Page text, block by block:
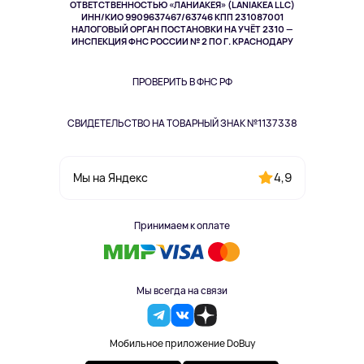
ОТВЕТСТВЕННОСТЬЮ «ЛАНИАКЕЯ» (LANIAKEA LLC)
ИНН/КИО 9909637467/63746 КПП 231087001
НАЛОГОВЫЙ ОРГАН ПОСТАНОВКИ НА УЧЁТ 2310 —
ИНСПЕКЦИЯ ФНС РОССИИ № 2 ПО Г. КРАСНОДАРУ
ПРОВЕРИТЬ В ФНС РФ
СВИДЕТЕЛЬСТВО НА ТОВАРНЫЙ ЗНАК №1137338
Мы на Яндекс 4,9
Принимаем к оплате
Мы всегда на связи
Мобильное приложение DoBuy
Здоровье питомцев
Одежда и аксессуары